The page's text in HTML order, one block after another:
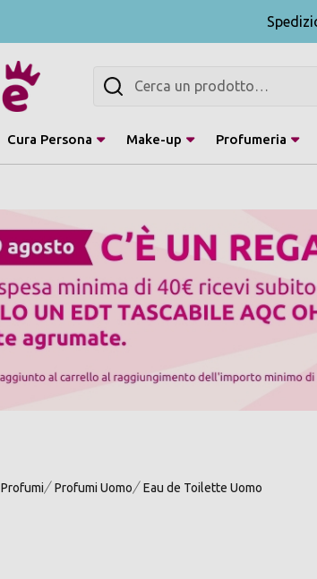
Cerca
Cura Persona Make-up Profumeria
Profumi Profumi Uomo Eau de Toilette Uomo